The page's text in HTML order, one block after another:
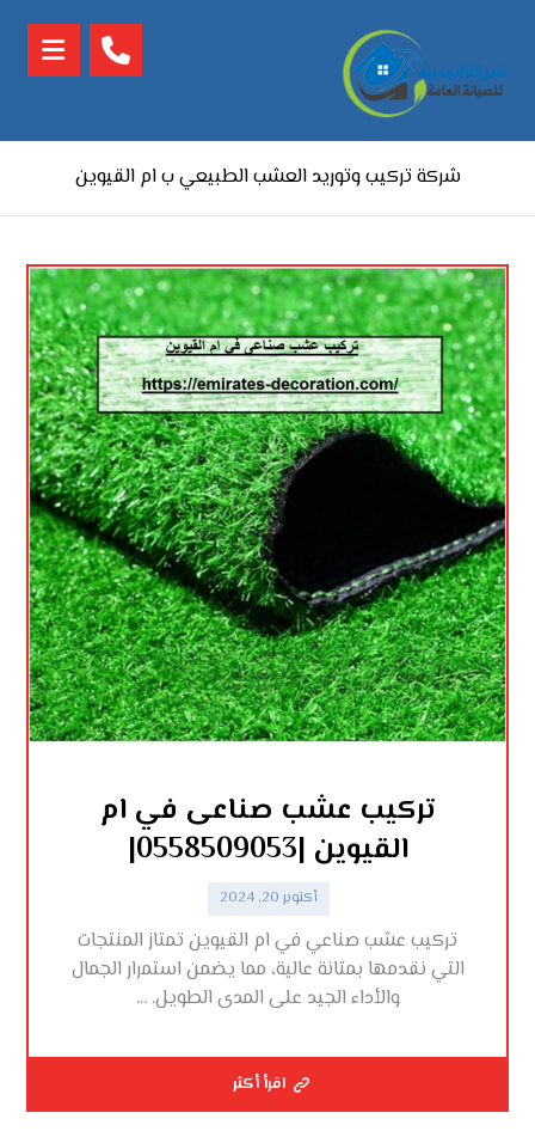
شركة تركيب وتوريد العشب الطبيعي ب ام القيوين
تركيب عشب صناعى في ام
القيوين |0558509053|
أكتوبر 20, 2024
تركيب عشب صناعي في ام القيوين تمتاز المنتجات
التي نقدمها بمتانة عالية، مما يضمن استمرار الجمال
والأداء الجيد على المدى الطويل. ...
اقرأ أكثر